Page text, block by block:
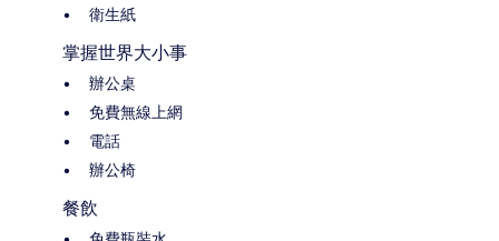
衛生紙
掌握世界大小事
辦公桌
免費無線上網
電話
辦公椅
餐飲